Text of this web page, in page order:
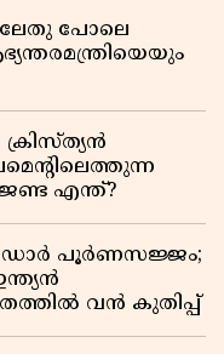
പോലെ
എന്ത്?
പൂർണസജ്ജം;
വൻ കുതിപ്പ്